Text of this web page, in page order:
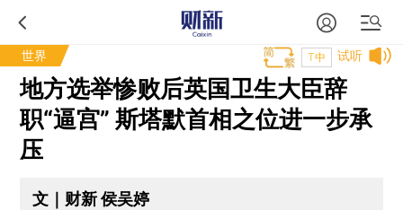
世界 试听
T中
地方选举惨败后英国卫生大臣辞
职“逼宫” 斯塔默首相之位进一步承
压
文｜财新 侯吴婷